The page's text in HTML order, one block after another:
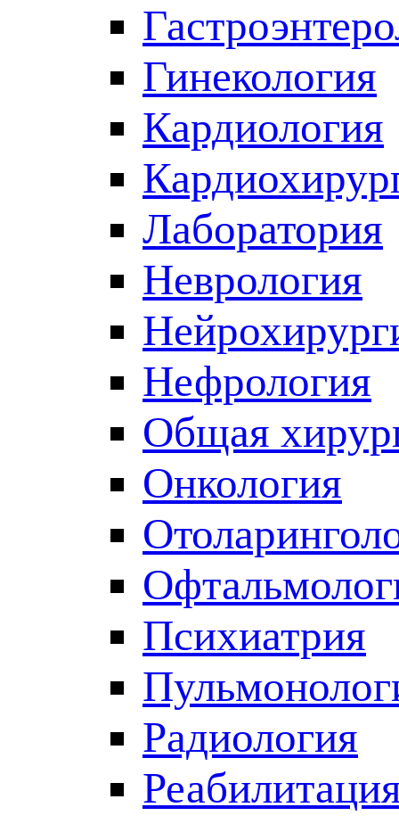
Гинекология
Кардиология
Лаборатория
Неврология
Нефрология
Общая
Онкология
Психиатрия
Радиология